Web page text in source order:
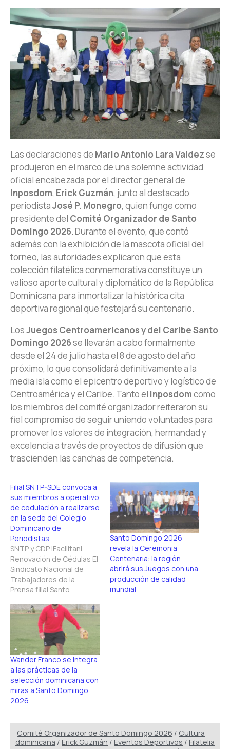
Las declaraciones de Mario Antonio Lara Valdezse
produjeron en el marco de una solemne actividad
oficial encabezada por el director general de
Inposdom, Erick Guzmán, junto al destacado
periodistaJosé P. Monegro, quien funge como
presidente del Comité Organizador de Santo
Domingo 2026. Durante el evento, que contó
además con la exhibición de la mascota oficial del
torneo, las autoridades explicaron que esta
colección filatélica conmemorativa constituye un
valioso aporte cultural y diplomático de la República
Dominicana para inmortalizar la histórica cita
deportiva regional que festejará su centenario.
LosJuegos Centroamericanos y del Caribe Santo
Domingo 2026se llevarán a cabo formalmente
desde el 24 de julio hasta el 8 de agosto del año
próximo, lo que consolidará definitivamente a la
media isla como el epicentro deportivo y logístico de
Centroamérica y el Caribe. Tanto el Inposdomcomo
los miembros del comité organizador reiteraron su
fiel compromiso de seguir uniendo voluntades para
promover los valores de integración, hermandad y
excelencia a través de proyectos de difusión que
trascienden las canchas de competencia.
Filial SNTP-SDE convoca a
sus miembros a operativo
de cedulación a realizarse
en la sede del Colegio
Dominicano de
Periodistas
SNTP y CDP |Facilitan|
Renovación de Cédulas El
Sindicato Nacional de
Trabajadores de la
Prensa filial Santo
sus miembros para
participar en un operativo
exclusivo de renovación
de la Cédula de Identidad
y Electoral. Esta iniciativa
es coordinada por el
Colegio Dominicano de
Periodistas ante la…
Santo Domingo 2026
revela la Ceremonia
Centenaria: la región
abrirá sus Juegos con una
producción de calidad
mundial
Wander Franco se integra
a las prácticas de la
selección dominicana con
miras a Santo Domingo
2026
Comité Organizador de Santo Domingo 2026 / Cultura
dominicana / Erick Guzmán / Eventos Deportivos / Filatelia